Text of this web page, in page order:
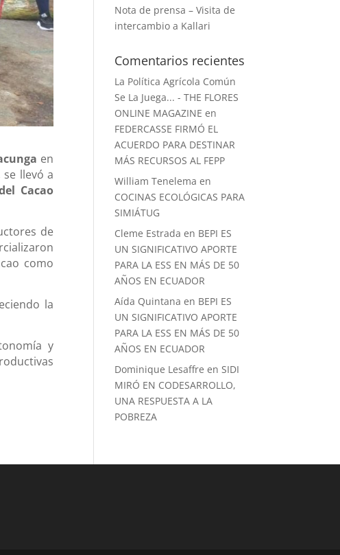
en
se llevó a
Cacao
de
como
la
y
Nota de prensa – Visita de
intercambio a Kallari
Comentarios recientes
La Política Agrícola Común
Se La Juega... - THE FLORES
ONLINE MAGAZINE en
FEDERCASSE FIRMÓ EL
ACUERDO PARA DESTINAR
MÁS RECURSOS AL FEPP
William Tenelema en
COCINAS ECOLÓGICAS PARA
SIMIÁTUG
Cleme Estrada en BEPI ES
UN SIGNIFICATIVO APORTE
PARA LA ESS EN MÁS DE 50
AÑOS EN ECUADOR
Aída Quintana en BEPI ES
UN SIGNIFICATIVO APORTE
PARA LA ESS EN MÁS DE 50
AÑOS EN ECUADOR
Dominique Lesaffre enSIDI
MIRÓ EN CODESARROLLO,
UNA RESPUESTA A LA
POBREZA